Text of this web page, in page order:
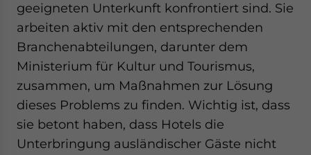
geeigneten Unterkunft konfrontiert sind. Sie
arbeiten aktiv mit den entsprechenden
Branchenabteilungen, darunter dem
Ministerium für Kultur und Tourismus,
zusammen, um Maßnahmen zur Lösung
dieses Problems zu finden. Wichtig ist, dass
sie betont haben, dass Hotels die
Unterbringung ausländischer Gäste nicht